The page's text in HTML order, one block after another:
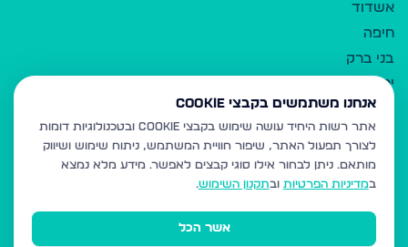
אשדוד
חיפה
בני ברק
ירושלים
אלעד
גבעת זאב
בית שמש
רכסים
מודיעין עילית
אנחנו משתמשים בקבצי Cookie
אתר רשות היחיד עושה שימוש בקבצי Cookie ובטכנולוגיות דומות
לצורך תפעול האתר, שיפור חוויית המשתמש, ניתוח שימוש ושיווק
מותאם. ניתן לבחור אילו סוגי קבצים לאפשר. מידע מלא נמצא
במדיניות הפרטיות ובתקנון השימוש.
אשר הכל